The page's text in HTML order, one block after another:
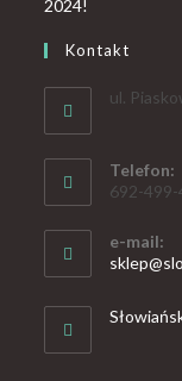
Kontakt
ul.
Telefon:
692-
e-mail: